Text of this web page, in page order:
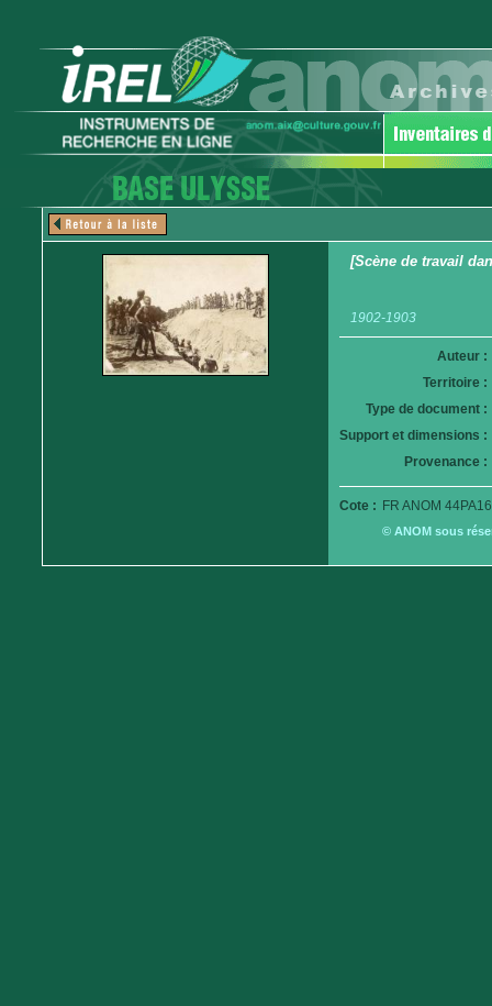
[Scène de travail
1902-1903
Auteur :
Territoire :
Type de document :
Support et dimensions :
Provenance :
Cote : FR ANOM
© ANOM sous